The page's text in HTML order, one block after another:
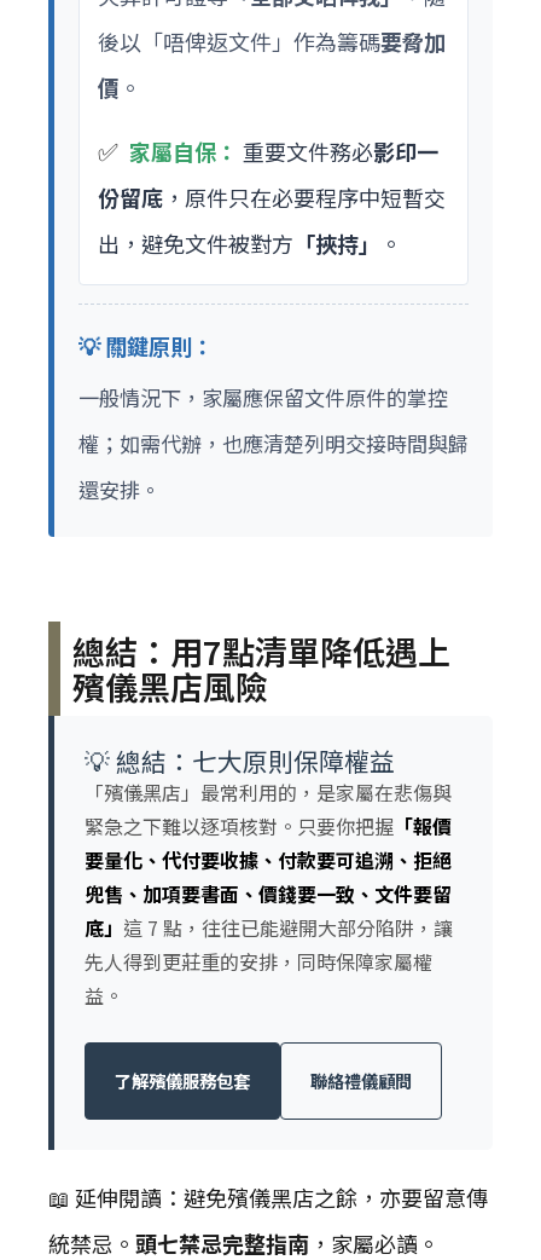
後以「唔俾返文件」作為籌碼要脅加
價 。
✅ 家屬自保： 重要文件務必影印一
份留底 ，原件只在必要程序中短暫交
出，避免文件被對方 「挾持」 。
💡 關鍵原則：
一般情況下，家屬應保留文件原件的掌控
權；如需代辦，也應清楚列明交接時間與歸
還安排。
總結：用7點清單降低遇上
殯儀黑店風險
💡 總結：七大原則保障權益
「殯儀黑店」最常利用的，是家屬在悲傷與
緊急之下難以逐項核對。只要你把握 「報價
要量化、代付要收據、付款要可追溯、拒絕
兜售、加項要書面、價錢要一致、文件要留
底」 這 7 點，往往已能避開大部分陷阱，讓
先人得到更莊重的安排，同時保障家屬權
益。
了解殯儀服務包套 聯絡禮儀顧問
📖 延伸閱讀：避免殯儀黑店之餘，亦要留意傳
統禁忌。 頭七禁忌完整指南 ，家屬必讀。